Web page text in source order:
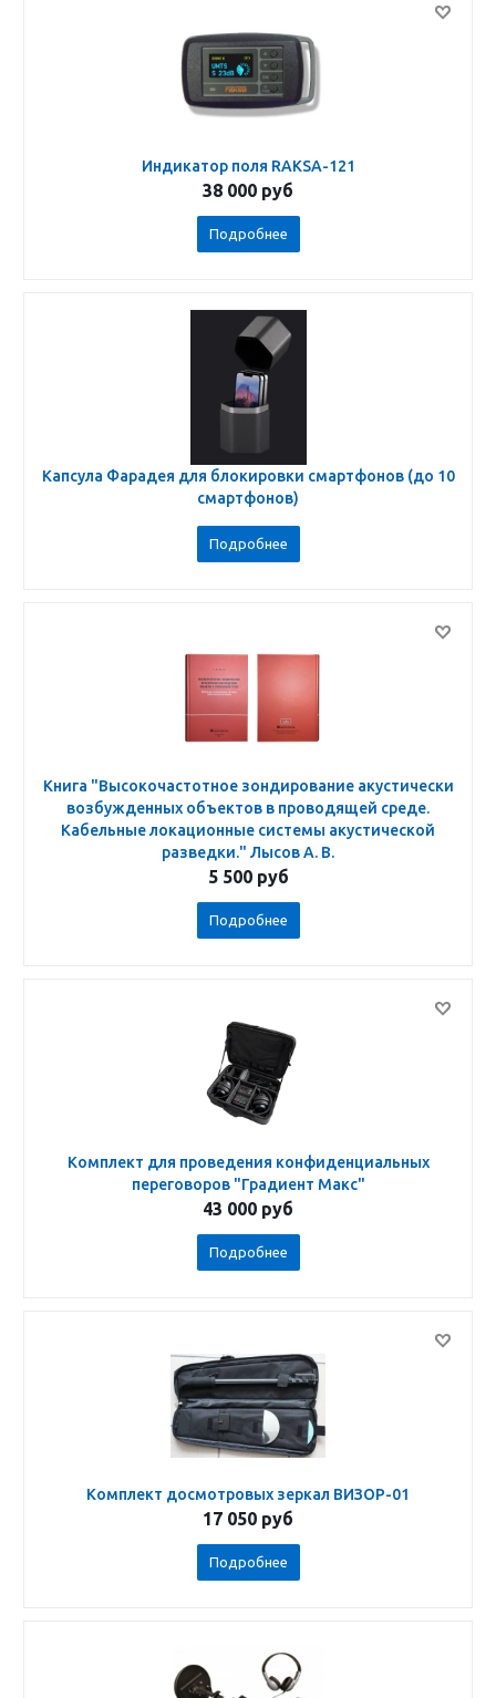
Индикатор поля RAKSA-121
38 000 руб
Подробнее
Капсула Фарадея для блокировки смартфонов (до 10
смартфонов)
Подробнее
Книга "Высокочастотное зондирование акустически
возбужденных объектов в проводящей среде.
Кабельные локационные системы акустической
разведки." Лысов А. В.
5 500руб
Подробнее
Комплект для проведения конфиденциальных
переговоров "Градиент Макс"
43 000 руб
Подробнее
Комплект досмотровых зеркал ВИЗОР-01
17 050 руб
Подробнее